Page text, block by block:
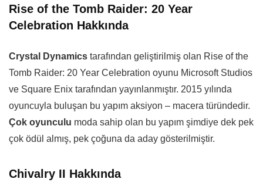
Rise of the Tomb Raider: 20 Year
Celebration Hakkında
Crystal Dynamics tarafından geliştirilmiş olan Rise of the
Tomb Raider: 20 Year Celebration oyunu Microsoft Studios
ve Square Enix tarafından yayınlanmıştır. 2015 yılında
oyuncuyla buluşan bu yapım aksiyon – macera türündedir.
Çok oyunculu moda sahip olan bu yapım şimdiye dek pek
çok ödül almış, pek çoğuna da aday gösterilmiştir.
Chivalry II Hakkında